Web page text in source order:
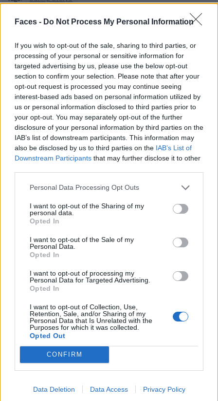
Faces - Do Not Process My Personal Information
If you wish to opt-out of the sale, sharing to third parties, or
processing of your personal or sensitive information for
targeted advertising by us, please use the below opt-out
section to confirm your selection. Please note that after your
opt-out request is processed you may continue seeing
interest-based ads based on personal information utilized by
us or personal information disclosed to third parties prior to
your opt-out. You may separately opt-out of the further
disclosure of your personal information by third parties on the
IAB’s list of downstream participants. This information may
also be disclosed by us to third parties on the IAB’s List of
Downstream Participants that may further disclose it to other
Personal Data Processing Opt Outs
I want to opt-out of the Sharing of my
personal data.
Opted In
I want to opt-out of the Sale of my
Personal Data.
Opted In
I want to opt-out of processing my
Personal Data for Targeted Advertising.
Opted In
I want to opt-out of Collection, Use,
Retention, Sale, and/or Sharing of my
Personal Data that Is Unrelated with the
Purposes for which it was collected.
Opted Out
CONFIRM
Data Deletion Data Access Privacy Policy
LIVING
HOUSE OF COLORS: JU SCHNEE BEI BETTER GO SOUTH
LIVING
Mineralstoffe einfach erklärt: Warum dein Körper sie
braucht